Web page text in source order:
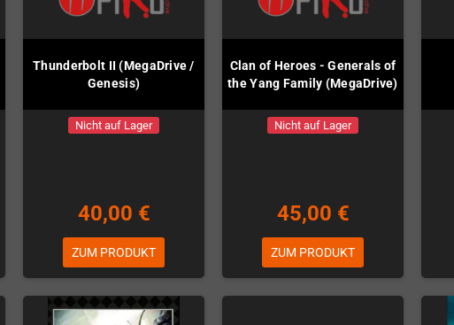
Thunderbolt II (MegaDrive /
Genesis)
Nicht auf Lager
40,00 €
ZUM PRODUKT
Clan of Heroes - Generals of
the Yang Family (MegaDrive)
Nicht auf Lager
45,00 €
ZUM PRODUKT